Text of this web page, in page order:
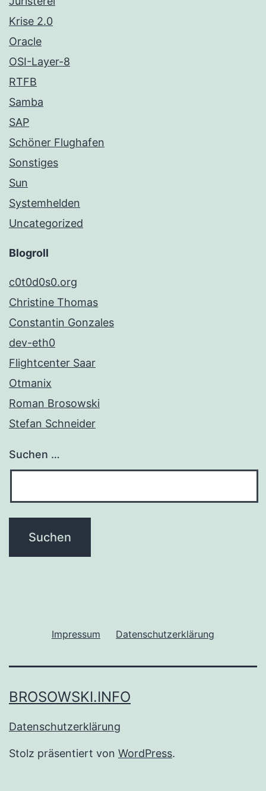
Krise 2.0
Oracle
OSI-Layer-8
RTFB
Samba
SAP
Schöner Flughafen
Sonstiges
Sun
Systemhelden
Uncategorized
Blogroll
c0t0d0s0.org
Christine Thomas
Constantin Gonzales
dev-eth0
Flightcenter Saar
Otmanix
Roman Brosowski
Stefan Schneider
Suchen …
Impressum Datenschutzerklärung
BROSOWSKI.INFO
Datenschutzerklärung
Stolz präsentiert von WordPress.